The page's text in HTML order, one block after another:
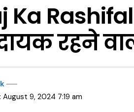
Ka
रहने
9, 2024 7:19 am